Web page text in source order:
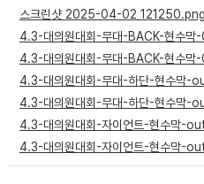
스크린샷 2025-04-02 121250.png
4.3-대의원대회-무대-BACK-현수
4.3-대의원대회-무대-BACK-현수
4.3-대의원대회-무대-하단-현수막-
4.3-대의원대회-무대-하단-현수막-
4.3-대의원대회-자이언트-현수막-
4.3-대의원대회-자이언트-현수막-
미디어자료
카드뉴스
부설기관
업무